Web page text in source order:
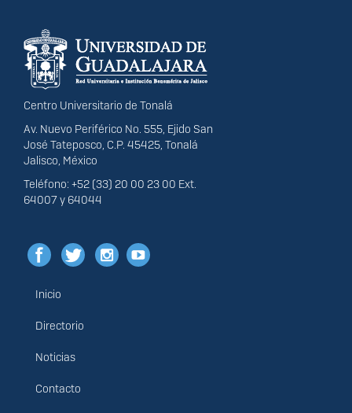
Información del
portal
Centro Universitario de Tonalá
Av. Nuevo Periférico No. 555, Ejido San
José Tateposco, C.P. 45425, Tonalá
Jalisco, México
Teléfono: +52 (33) 20 00 23 00 Ext.
64007 y 64044
Menú
principal
Inicio
Directorio
Noticias
Contacto